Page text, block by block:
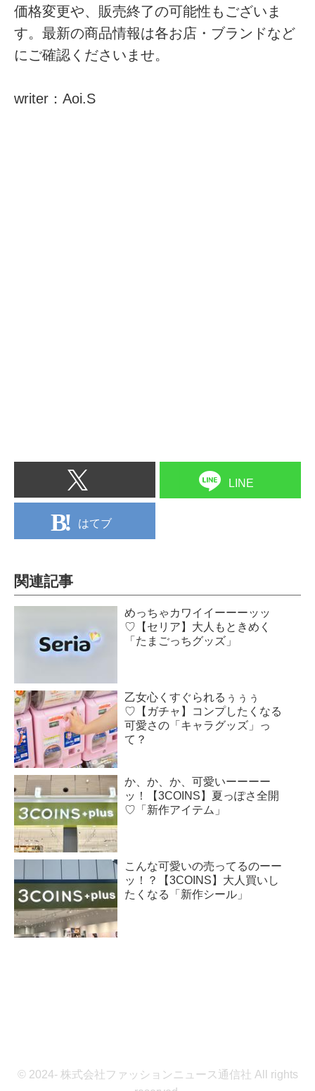
価格変更や、販売終了の可能性もございま
す。最新の商品情報は各お店・ブランドなど
にご確認くださいませ。
writer：Aoi.S
LINE
はてブ
関連記事
めっちゃカワイイーーーッッ
♡【セリア】大人もときめく
「たまごっちグッズ」
乙女心くすぐられるぅぅぅ
♡【ガチャ】コンプしたくなる
可愛さの「キャラグッズ」っ
て？
か、か、か、可愛いーーーー
ッ！【3COINS】夏っぽさ全開
♡「新作アイテム」
こんな可愛いの売ってるのーー
ッ！？【3COINS】大人買いし
たくなる「新作シール」
© 2024- 株式会社ファッションニュース通信社 All rights